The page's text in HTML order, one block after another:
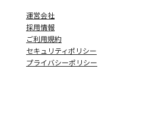
運営会社
採用情報
ご利用規約
セキュリティポリシー
プライバシーポリシー